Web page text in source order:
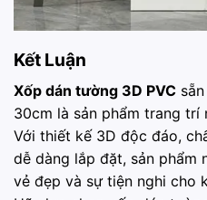
Kết Luận
Xốp dán tường 3D PVC
30cm là sản phẩm trang
Với thiết kế 3D độc đáo,
dễ dàng lắp đặt, sản phẩm
vẻ đẹp và sự tiện nghi cho